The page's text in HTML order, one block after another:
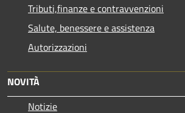
Tributi,finanze e contravvenzioni
Salute, benessere e assistenza
Autorizzazioni
NOVITÀ
Notizie